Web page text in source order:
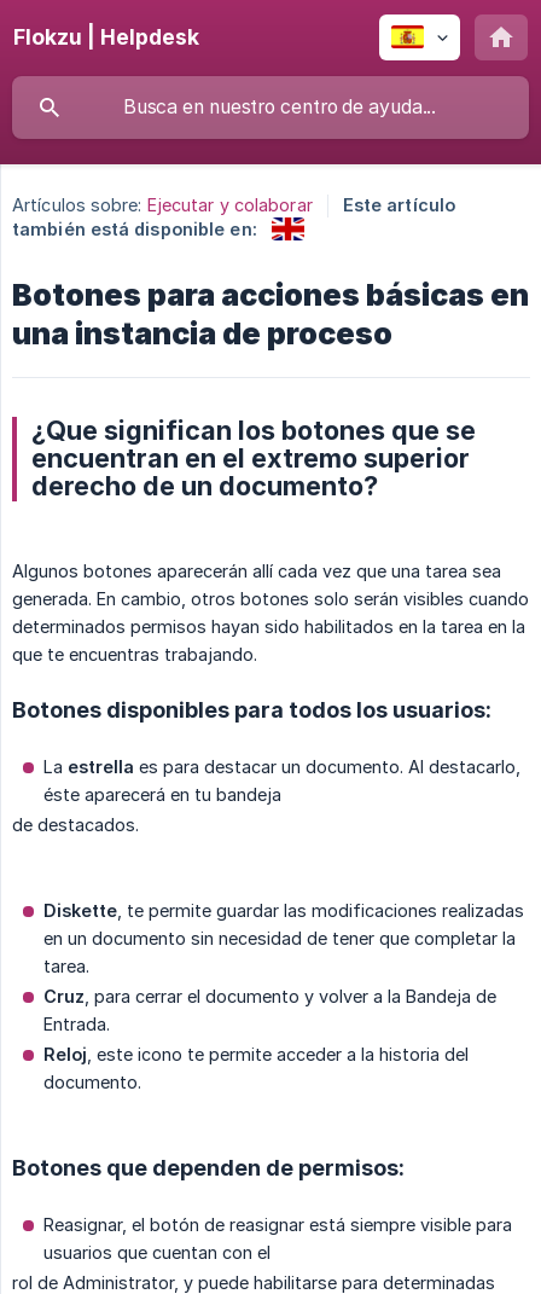
Flokzu | Helpdesk
Artículos sobre: Ejecutar y colaborar
Este artículo
también está disponible en:
Botones para acciones básicas en
una instancia de proceso
¿Que significan los botones que se
encuentran en el extremo superior
derecho de un documento?
Algunos botones aparecerán allí cada vez que una tarea sea
generada. En cambio, otros botones solo serán visibles cuando
determinados permisos hayan sido habilitados en la tarea en la
que te encuentras trabajando.
Botones disponibles para todos los usuarios:
La estrella es para destacar un documento. Al destacarlo,
éste aparecerá en tu bandeja
de destacados.
Diskette , te permite guardar las modificaciones realizadas
en un documento sin necesidad de tener que completar la
tarea.
Cruz , para cerrar el documento y volver a la Bandeja de
Entrada.
Reloj , este icono te permite acceder a la historia del
documento.
Botones que dependen de permisos:
Reasignar, el botón de reasignar está siempre visible para
usuarios que cuentan con el
rol de Administrator, y puede habilitarse para determinadas